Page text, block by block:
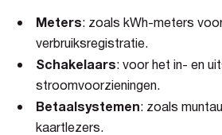
Meters: zoals kWh-meters
verbruiksregistratie.
Schakelaars: voor het in- en
stroomvoorzieningen.
Betaalsystemen: zoals
kaartlezers.